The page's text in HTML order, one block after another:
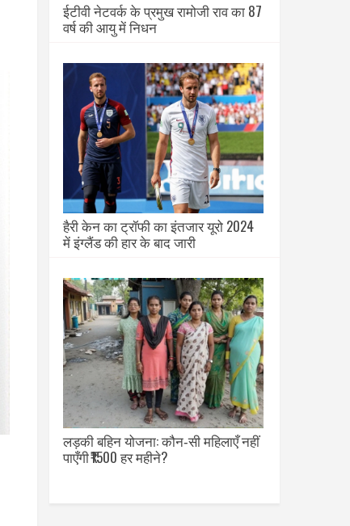
ईटीवी नेटवर्क के प्रमुख रामोजी राव का 87
वर्ष की आयु में निधन
हैरी केन का ट्रॉफी का इंतजार यूरो 2024
में इंग्लैंड की हार के बाद जारी
लड़की बहिन योजना: कौन‑सी महिलाएँ नहीं
पाएँगी ₹1500 हर महीने?